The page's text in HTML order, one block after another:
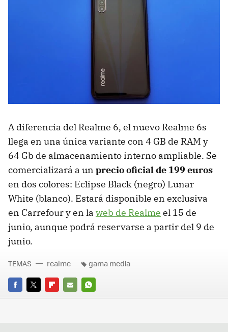
A diferencia del Realme 6, el nuevo Realme 6s
llega en una única variante con 4 GB de RAM y
64 Gb de almacenamiento interno ampliable. Se
comercializará a un precio oficial de 199 euros
en dos colores: Eclipse Black (negro) Lunar
White (blanco). Estará disponible en exclusiva
en Carrefour y en la web de Realme el 15 de
junio, aunque podrá reservarse a partir del 9 de
junio.
FACEBOOK
TWITTERFLIPBOARD
E-
WHATSAPP
TEMAS realme gama media